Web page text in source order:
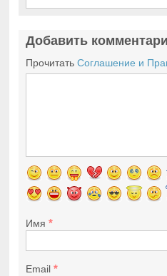
Добавить
ПрочитатьСоглашение и
Имя*
Email*